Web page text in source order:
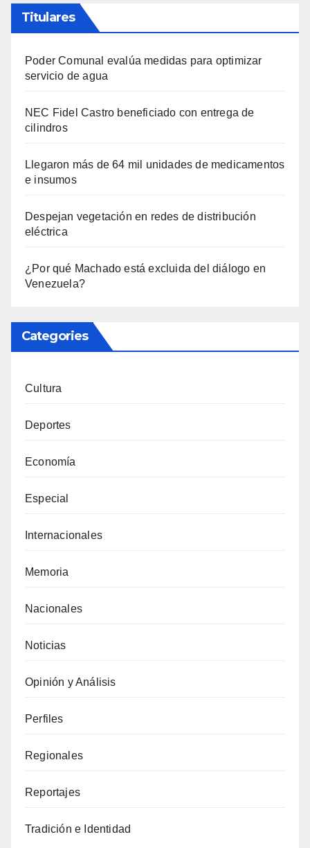
Titulares
Poder Comunal evalúa medidas para optimizar
servicio de agua
NEC Fidel Castro beneficiado con entrega de
cilindros
Llegaron más de 64 mil unidades de medicamentos
e insumos
Despejan vegetación en redes de distribución
eléctrica
¿Por qué Machado está excluida del diálogo en
Venezuela?
Categories
Cultura
Deportes
Economía
Especial
Internacionales
Memoria
Nacionales
Noticias
Opinión y Análisis
Perfiles
Regionales
Reportajes
Tradición e Identidad